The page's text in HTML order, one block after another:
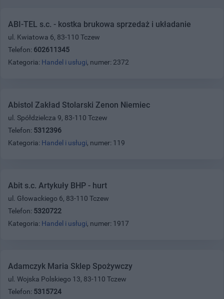
ABI-TEL s.c. - kostka brukowa sprzedaż i układanie
ul. Kwiatowa 6, 83-110 Tczew
Telefon: 602611345
Kategoria: Handel i usługi, numer: 2372
Abistol Zakład Stolarski Zenon Niemiec
ul. Spółdzielcza 9, 83-110 Tczew
Telefon: 5312396
Kategoria: Handel i usługi, numer: 119
Abit s.c. Artykuły BHP - hurt
ul. Głowackiego 6, 83-110 Tczew
Telefon: 5320722
Kategoria: Handel i usługi, numer: 1917
Adamczyk Maria Sklep Spożywczy
ul. Wojska Polskiego 13, 83-110 Tczew
Telefon: 5315724